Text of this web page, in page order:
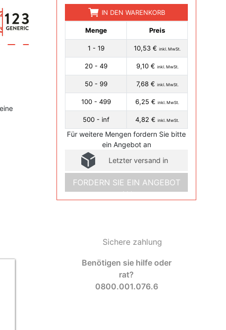
IN DEN WARENKORB
Menge Preis
1 - 19 10,53 € inkl. MwSt.
20 - 49 9,10 € inkl. MwSt.
50 - 99 7,68 € inkl. MwSt.
100 - 499 6,25 € inkl. MwSt.
500 - inf 4,82 € inkl. MwSt.
Für weitere Mengen fordern Sie bitte
ein Angebot an
Letzter versand in
FORDERN SIE EIN ANGEBOT
AN
Sichere zahlung
Benötigen sie hilfe oder
rat?
0800.001.076.6